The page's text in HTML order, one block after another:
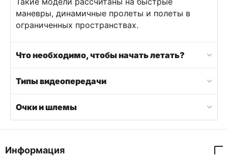
маневры, динамичные пролеты и полеты в
ограниченных пространствах.
Что необходимо, чтобы начать летать?
Типы видеопередачи
Очки и шлемы
Информация